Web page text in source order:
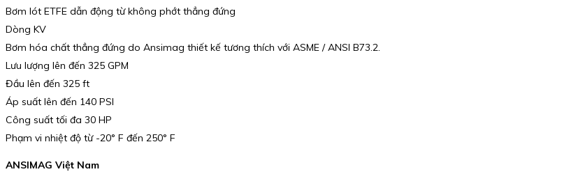
Bơm lót ETFE dẫn động từ không phớt thẳng đứng
Dòng KV
Bơm hóa chất thẳng đứng do Ansimag thiết kế tương thích với ASME / ANSI B73.2.
Lưu lượng lên đến 325 GPM
Đầu lên đến 325 ft
Áp suất lên đến 140 PSI
Công suất tối đa 30 HP
Phạm vi nhiệt độ từ -20° F đến 250° F
ANSIMAG Việt Nam